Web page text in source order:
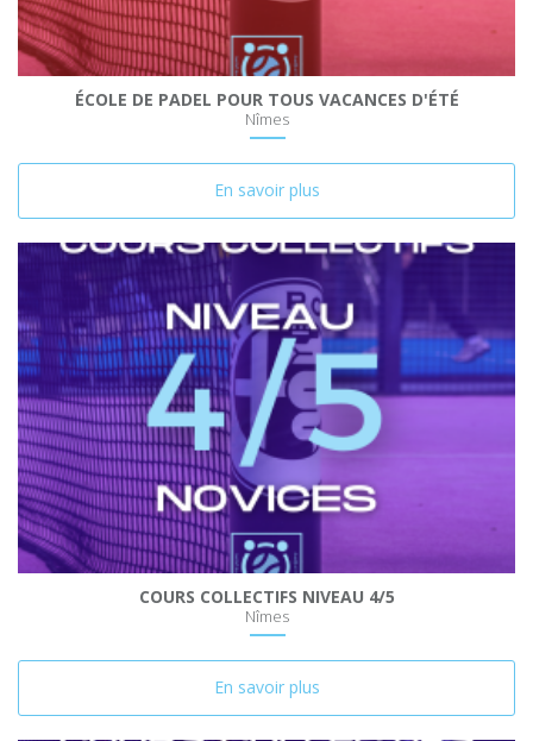
ÉCOLE DE PADEL POUR TOUS VACANCES D'ÉTÉ
Nîmes
En savoir plus
COURS COLLECTIFS NIVEAU 4/5
Nîmes
En savoir plus